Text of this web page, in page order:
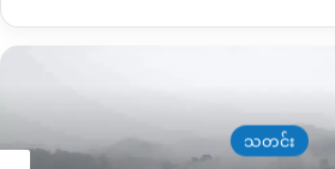
ဒရုန်းထိမှန်တဲ့ထဲမှာ အမျိုးသမီးတစ်ဦးပါဝ
သတင်း